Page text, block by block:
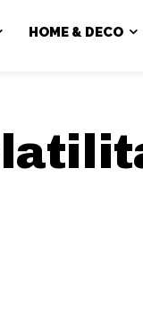
HOME & DECO